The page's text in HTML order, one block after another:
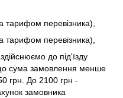
тарифом перевізника),
перевізника),
до під'їзду
сума замовлення менше
грн. До 2100 грн -
замовника